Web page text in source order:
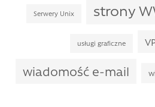
Serwery Unix strony
usługi graficzne
wiadomość e-mail